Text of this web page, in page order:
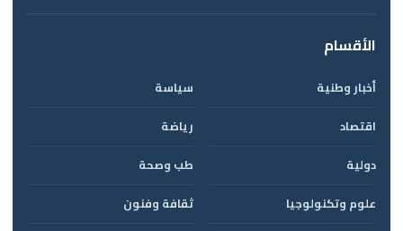
الأقسام
أخبار وطنية
سياسة
اقتصاد
رياضة
دولية
طب وصحة
علوم وتكنولوجيا
ثقافة وفنون